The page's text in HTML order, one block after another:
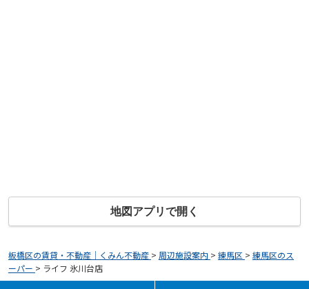
地図アプリで開く
板橋区の賃貸・不動産｜くみん不動産 > 周辺施設案内 > 練馬区 > 練馬区のス
ーパー > ライフ 氷川台店